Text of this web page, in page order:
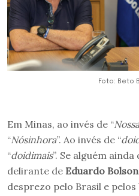
Foto: Beto
Em Minas, ao invés de “
“Nósinhora”. Ao invés de “
“doidimais”. Se alguém
delirante de Eduardo
desprezo pelo Brasil e